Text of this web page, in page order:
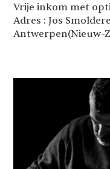
Vrije inkom met
Adres : Jos
Antwerpen(Nieuw-